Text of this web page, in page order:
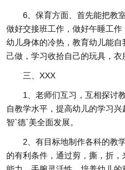
6、保育方面、首先能把教
做好交接班工作，做好午睡工作
幼儿身体的冷热，教育幼儿能
己做，学习收拾自己的玩具，衣
三、XXX
1、老师们互习，互相探讨
自教学水平，提高幼儿的学习
智`德`美全面发展。
2、有目标地制作各科的教
的有利条件，通过剪，撕，折